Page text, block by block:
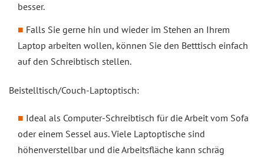
besser.
Falls Sie gerne hin und wieder im Stehen an Ihrem
Laptop arbeiten wollen, können Sie den Betttisch einfach
auf den Schreibtisch stellen.
Beistelltisch/Couch-Laptoptisch:
Ideal als Computer-Schreibtisch für die Arbeit vom Sofa
oder einem Sessel aus. Viele Laptoptische sind
höhenverstellbar und die Arbeitsfläche kann schräg